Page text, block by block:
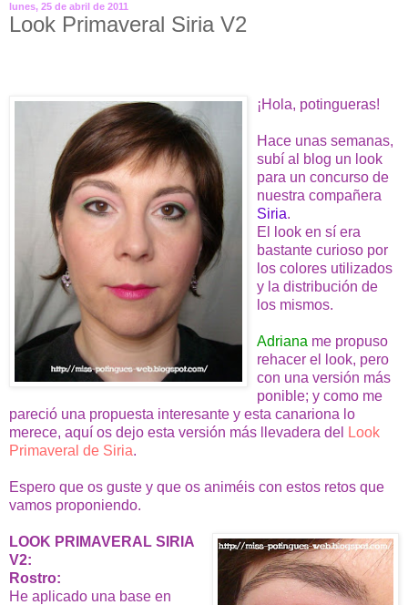
lunes, 25 de abril de 2011
Look Primaveral Siria V2
¡Hola, potingueras!
Hace unas semanas,
subí al blog un look
para un concurso de
nuestra compañera
Siria.
El look en sí era
bastante curioso por
los colores utilizados
y la distribución de
los mismos.
Adriana me propuso
rehacer el look, pero
con una versión más
ponible; y como me
pareció una propuesta interesante y esta canariona lo
merece, aquí os dejo esta versión más llevadera del
Look
Primaveral de Siria.
Espero que os guste y que os animéis con estos retos que
vamos proponiendo.
LOOK PRIMAVERAL SIRIA
V2:
Rostro:
He aplicado una base en